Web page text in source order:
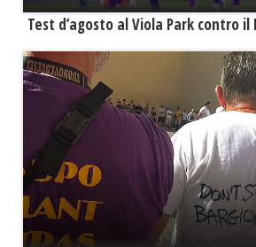
Test d’agosto al Viola Park contro